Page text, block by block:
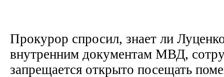
Прокурор спросил, знает ли
внутренним документам МВД,
запрещается открыто посещать